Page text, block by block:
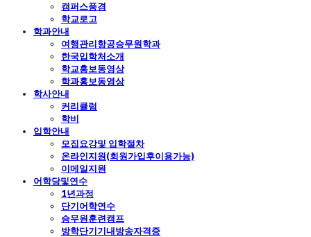
캠퍼스풍경
학교로고
학과안내
여행관리항공승무원학과
한국입학처소개
학교홍보동영상
학과홍보동영상
학사안내
커리큘럼
학비
입학안내
모집요강및 입학절차
온라인지원(회원가입후이용가능)
이메일지원
어학당및연수
1년과정
단기어학연수
승무원훈련캠프
방학단기기내방송자격증